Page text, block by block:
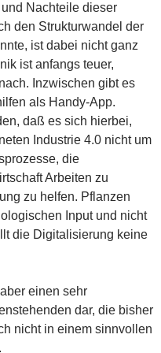
Nachteile dieser
den Strukturwandel der
ist dabei nicht ganz
ist anfangs teuer,
Inzwischen gibt es
als Handy-App.
daß es sich hierbei,
Industrie 4.0 nicht um
die
Arbeiten zu
zu helfen. Pflanzen
Input und nicht
die Digitalisierung keine
einen sehr
dar, die bisher
nicht in einem sinnvollen